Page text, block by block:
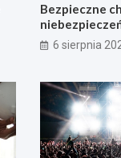
Bezpieczne
6 sierpnia